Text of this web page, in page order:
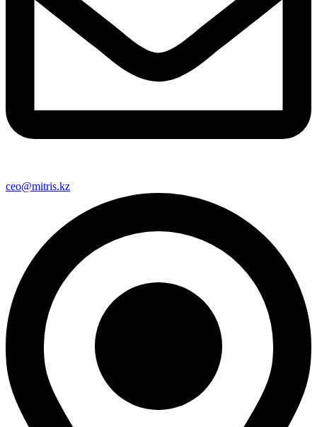
ceo@mitris.kz